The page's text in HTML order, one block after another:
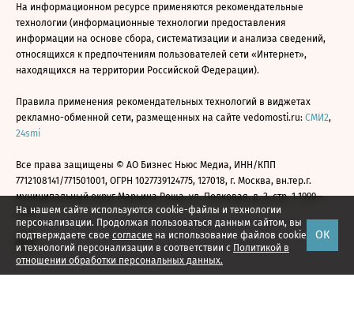
На нашем сайте используются cookie-файлы и технологии
персонализации. Продолжая пользоваться данным сайтом, вы
подтверждаете свое согласие на использование файлов cookie
и технологий персонализации в соответствии с Политикой в
отношении обработки персональных данных.
ОК
На информационном ресурсе применяются рекомендательные
технологии (информационные технологии предоставления
информации на основе сбора, систематизации и анализа сведений,
относящихся к предпочтениям пользователей сети «Интернет»,
находящихся на территории Российской Федерации).
Правила применения рекомендательных технологий в виджетах
рекламно-обменной сети, размещенных на сайте vedomosti.ru: СМИ2,
24smi
Все права защищены © АО Бизнес Ньюс Медиа, ИНН/КПП
7712108141/771501001, ОГРН 1027739124775, 127018, г. Москва, вн.тер.г.
муниципальный округ Марьина Роща, ул. Полковая, д. 3, стр. 1 1999—
2026